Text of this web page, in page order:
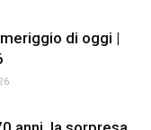
di oggi |